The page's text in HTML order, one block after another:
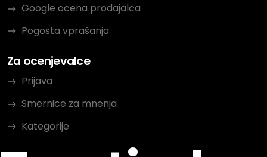
Google ocena prodajalca
Pogosta vprašanja
Za ocenjevalce
Prijava
Smernice za mnenja
Kategorije